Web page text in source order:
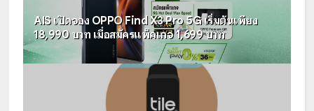
AIS เปิดจอง OPPO Find X3 Pro 5G เริ่มต้นเพียง
18,990 บาท เมื่อสมัครแพ็คเกจ 1,699 บาท